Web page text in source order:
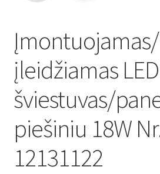
Kontaktai
Krepšelis
Parduotuvė
Paskyra
Plastikai
Įmontuojamas/
įleidžiamas LED
šviestuvas/
piešiniu 18W
12131122